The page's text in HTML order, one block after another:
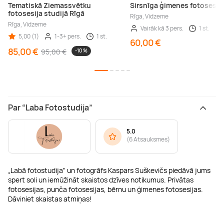
Tematiskā Ziemassvētku
fotosesija studijā Rīgā
Rīga, Vidzeme
5,00 (1)
1-3+ pers. 1 st.
85,00 € 95,00 € -10 %
Sirsnīga ģimenes fotosesija
Rīga, Vidzeme
Vairāk kā 3 pers.
1 st.
60,00 €
Par “Laba Fotostudija”
„Labā fotostudija" un fotogrāfs Kaspars Suškevičs piedāvā jums
spert soli un iemūžināt skaistos dzīves notikumus. Privātas
fotosesijas, punča fotosesijas, bērnu un ģimenes fotosesijas.
Dāviniet skaistas atmiņas!
5.0
(6 Atsauksmes)